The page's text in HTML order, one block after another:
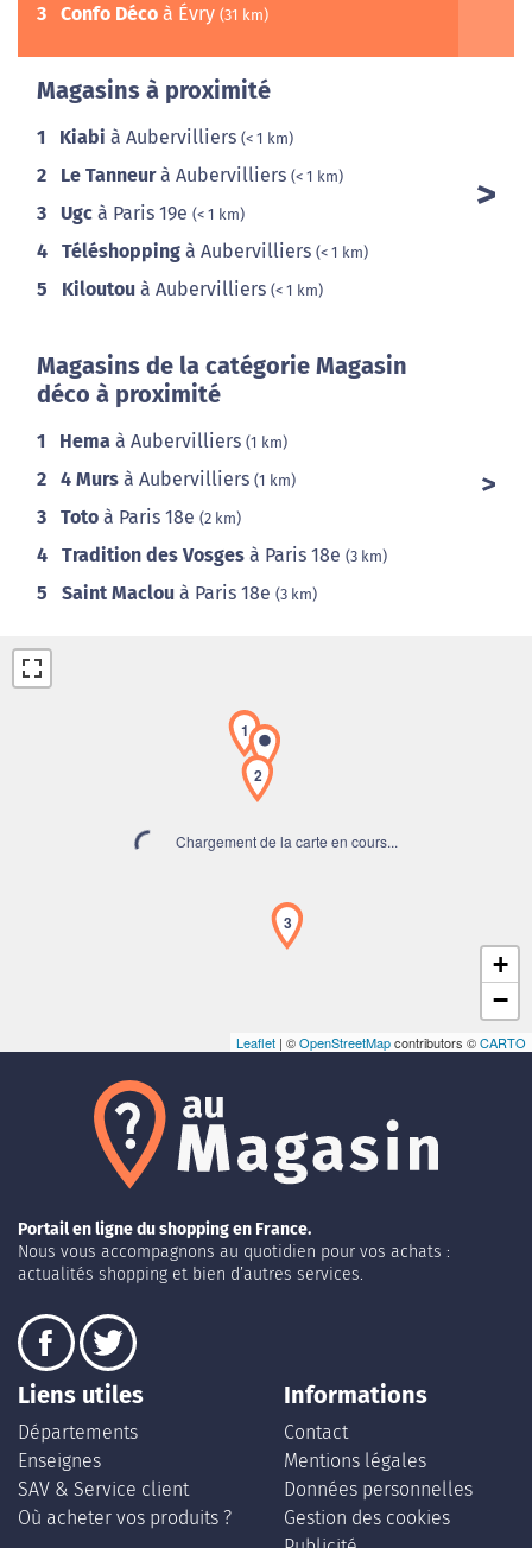
3 Confo Déco à Évry (31 km)
Magasins à proximité
1 Kiabi à Aubervilliers (< 1 km)
2 Le Tanneurà Aubervilliers (< 1 km)
3 Ugc à Paris 19e (< 1 km)
4 Téléshopping à Aubervilliers (< 1 km)
5 Kiloutou à Aubervilliers (< 1 km)
Magasins de la catégorie Magasin
déco à proximité
1 Hema à Aubervilliers (1 km)
2 4 Murs à Aubervilliers (1 km)
3 Toto à Paris 18e (2 km)
4 Tradition des Vosges à Paris 18e (3 km)
5 Saint Maclou à Paris 18e (3 km)
Chargement de la carte en cours...
1
2
3
+
−
Leaflet | ©OpenStreetMapcontributors ©CARTO
Portail en ligne du shopping en France.
Nous vous accompagnons au quotidien pour vos achats :
actualités shopping et bien d’autres services.
Liens utiles
Départements
Enseignes
SAV & Service client
Où acheter vos produits ?
Informations
Contact
Mentions légales
Données personnelles
Gestion des cookies